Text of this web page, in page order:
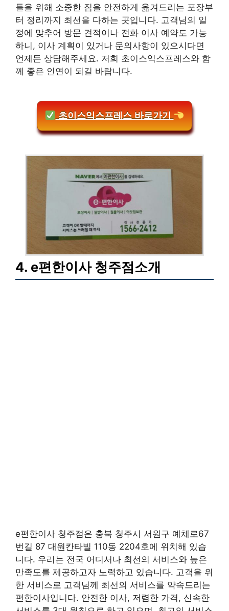
들을 위해 소중한 짐을 안전하게 옮겨드리는 포장부
터 정리까지 최선을 다하는 곳입니다. 고객님의 일
정에 맞추어 방문 견적이나 전화 이사 예약도 가능
하니, 이사 계획이 있거나 문의사항이 있으시다면
언제든 상담해주세요. 저희 초이스익스프레스와 함
께 좋은 인연이 되길 바랍니다.
초이스익스프레스 바로가기
4. e편한이사 청주점소개
e편한이사 청주점은 충북 청주시 서원구 예체로67
번길 87 대원칸타빌 110동 2204호에 위치해 있습
니다. 우리는 전국 어디서나 최선의 서비스와 높은
만족도를 제공하고자 노력하고 있습니다. 고객을 위
한 서비스로 고객님께 최선의 서비스를 약속드리는
편한이사입니다. 안전한 이사, 저렴한 가격, 신속한